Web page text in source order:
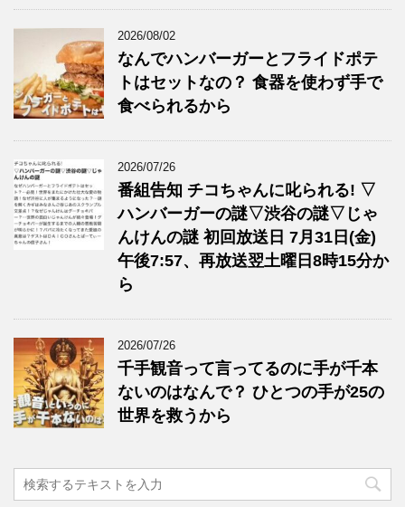
2026/08/02
なんでハンバーガーとフライドポテ
トはセットなの？ 食器を使わず手で
食べられるから
2026/07/26
番組告知 チコちゃんに叱られる! ▽
ハンバーガーの謎▽渋谷の謎▽じゃ
んけんの謎 初回放送日 7月31日(金)
午後7:57、再放送翌土曜日8時15分か
ら
2026/07/26
千手観音って言ってるのに手が千本
ないのはなんで？ ひとつの手が25の
世界を救うから